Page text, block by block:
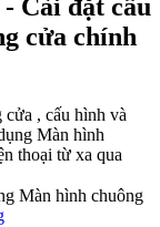
Cài đặt cấu
cửa chính
, cấu hình và
Màn hình
thoại từ xa qua
Màn hình chuông